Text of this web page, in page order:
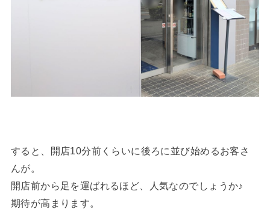
すると、開店10分前くらいに後ろに並び始めるお客さ
んが。
開店前から足を運ばれるほど、人気なのでしょうか♪
期待が高まります。